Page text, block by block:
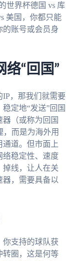
世界杯德国 vs 库
美国，你都只能
的账号或会员身
“回国”
，那我们就需要
定地“发送”回国
（或称为回国
而是为海外用
道。但市面上
络稳定性、速度
掉线，让人在关
，需要具备以
你支持的球队获
转圈，这是何等